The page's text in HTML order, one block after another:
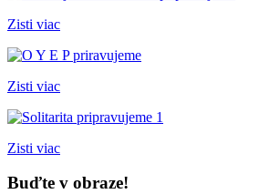
Zisti viac
Zisti viac
Zisti viac
Buďte v obraze!